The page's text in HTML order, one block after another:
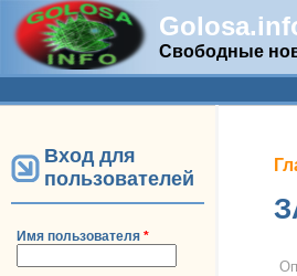
Свободные
Дополнительное
Вход для
пользователей
Имя пользователя *